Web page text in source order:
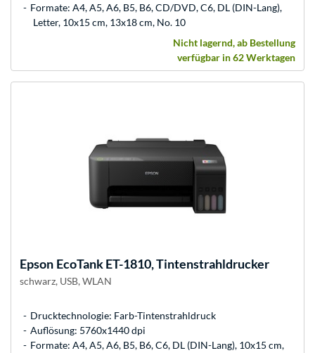
Formate: A4, A5, A6, B5, B6, CD/DVD, C6, DL (DIN-Lang),
Letter, 10x15 cm, 13x18 cm, No. 10
Nicht lagernd, ab Bestellung
verfügbar in 62 Werktagen
Epson EcoTank ET-1810, Tintenstrahldrucker
schwarz, USB, WLAN
Drucktechnologie: Farb-Tintenstrahldruck
Auflösung: 5760x1440 dpi
Formate: A4, A5, A6, B5, B6, C6, DL (DIN-Lang), 10x15 cm,